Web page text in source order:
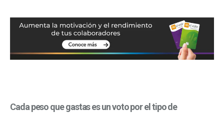
Cada peso que gastas es un voto por el tipo de